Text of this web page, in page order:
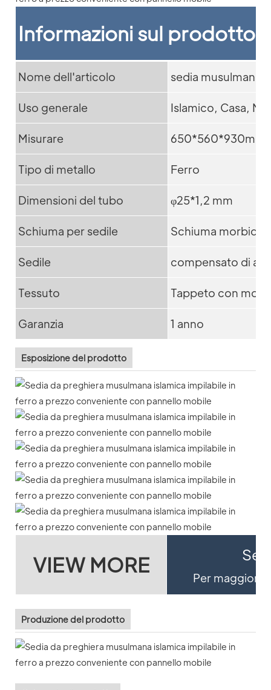
Informazioni sul prodotto
Nome dell'articolo sedia musulmana
Uso generale Islamico, Casa,
Misurare 650*560*930mm
Tipo di metallo Ferro
Dimensioni del tubo φ25*1,2 mm
Schiuma per sedile Schiuma morbida
Sedile compensato di
Tessuto Tappeto con
Garanzia 1 anno
Esposizione del prodotto
VIEW MORE Se
Per maggiori
Produzione del prodotto